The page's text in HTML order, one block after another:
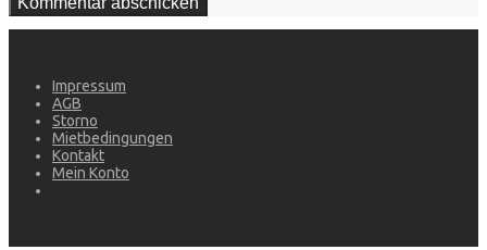
Impressum
AGB
Storno
Mietbedingungen
Kontakt
Mein Konto